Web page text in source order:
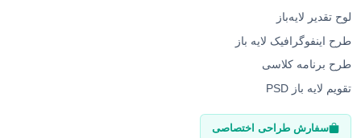
لوح تقدیر لایه‌باز
طرح اینفوگرافیک لایه باز
طرح برنامه کلاسی
تقویم لایه باز PSD
سفارش طراحی اختصاصی